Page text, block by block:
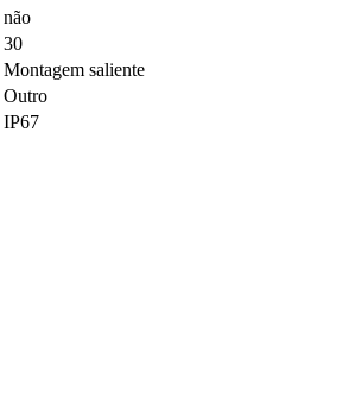
não
30
Montagem saliente
Outro
IP67